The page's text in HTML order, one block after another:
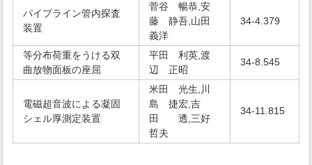
パイプライン管内探査
装置
菅谷 暢恭,安
藤 静吾,山田
義洋
34-4.379
等分布荷重をうける双
曲放物面板の座屈
平田 利英,渡
辺 正昭
34-8.545
電磁超音波による凝固
シェル厚測定装置
米田 光生,川
島 捷宏,吉
田 透,三好
哲夫
34-11.815